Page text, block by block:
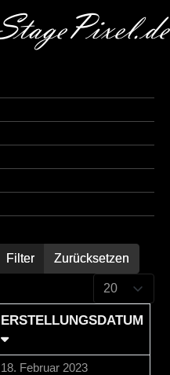
Filter
Zurücksetzen
Anzeige #
ERSTELLUNGSDATUM
18. Februar 2023